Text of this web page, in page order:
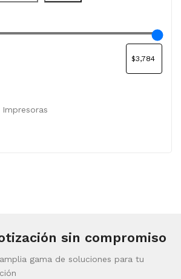
sin compromiso
gama de soluciones para tu